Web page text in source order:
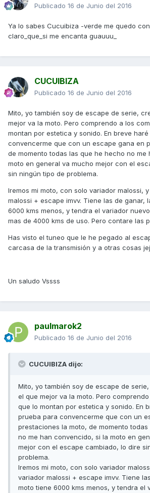
Publicado 16 de Junio del 2016
Ya lo sabes Cucuibiza -verde me quedo
claro_que_si me encanta guauuu_
CUCUIBIZA
Publicado 16 de Junio del 2016
Mito, yo también soy de escape de serie,
mejor va la moto. Pero comprendo a los
montan por estetica y sonido. En breve
convencerme que con un escape gana en
de momento todas las que he hecho no me
moto en general va mucho mejor con el
sin ningún tipo de problema.
Iremos mi moto, con solo variador malossi,
malossi + escape imvv. Tiene las de ganar,
6000 kms menos, y tendra el variador
mas de 4000 kms de uso. Pero contare las
Has visto el tuneo que le he pegado al
carcasa de la transmisión y a otras cosas
Un saludo Vssss
paulmarok2
Publicado 16 de Junio del 2016
CUCUIBIZA dijo:
Mito, yo también soy de escape de
el que mejor va la moto. Pero
que lo montan por estetica y sonido. En
prueba para convencerme que con un
prestaciones la moto, de momento
no me han convencido, si la moto en
mejor con el escape cambiado, lo dire
problema.
Iremos mi moto, con solo variador
variador malossi + escape imvv. Tiene
moto tiene 6000 kms menos, y tendra el